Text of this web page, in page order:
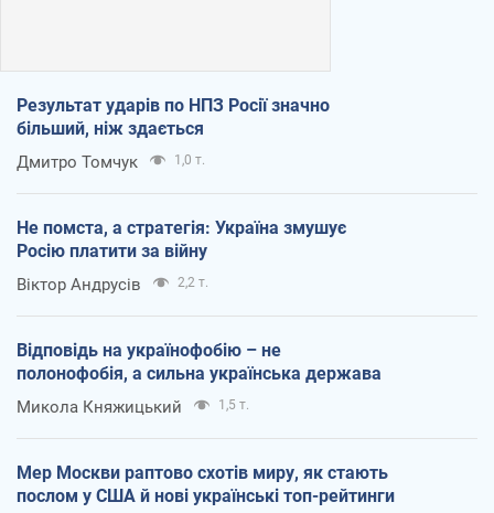
Результат ударів по НПЗ Росії значно
більший, ніж здається
Дмитро Томчук 1,0 т.
Не помста, а стратегія: Україна змушує
Росію платити за війну
Віктор Андрусів 2,2 т.
Відповідь на українофобію – не
полонофобія, а сильна українська держава
Микола Княжицький 1,5 т.
Мер Москви раптово схотів миру, як стають
послом у США й нові українські топ-рейтинги